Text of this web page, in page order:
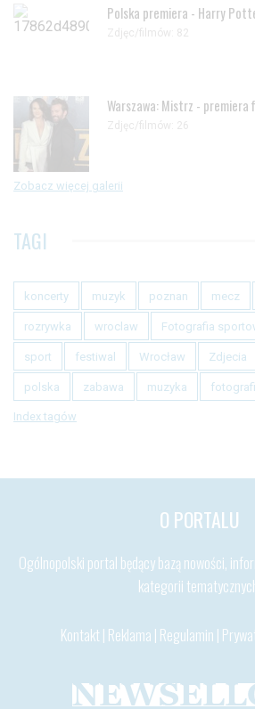
Polska premiera - Harry
Zdjęc/filmów: 82
Warszawa: Mistrz - premiera
Zdjęc/filmów: 26
Zobacz więcej galerii
TAGI
koncerty muzyk poznan mecz
rozrywka wroclaw Fotografia
sport festiwal Wrocław Zdjecia
polska zabawa muzyka
Index tagów
O PORTALU
Ogólnopolski portal będący bazą nowości,
kategorii
Kontakt | Reklama | Regulamin |